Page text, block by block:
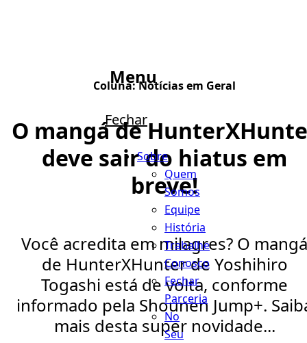
Menu
Fechar
Sobre
Quem
Somos
Equipe
História
Trabalhe
Conosco
Fechar
Parceria
No
Seu
Coluna:Notícias em Geral
O mangá de
deve sair do hiatus em
breve!
Você acredita em milagres? O mangá
de HunterXHunter de Yoshihiro
Togashi está de volta, conforme
informado pela Shounen Jump+.
mais desta super novidade...